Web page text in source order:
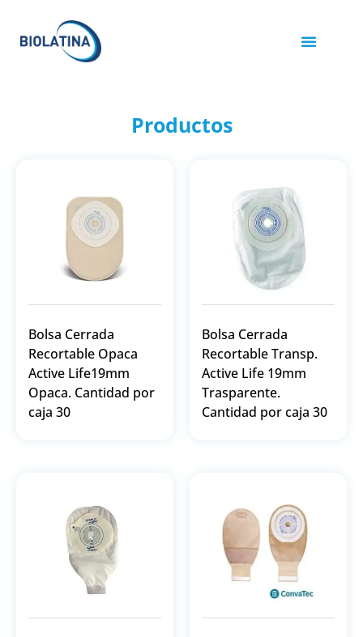
Productos
Bolsa Cerrada
Recortable Opaca
Active Life19mm
Opaca. Cantidad por
caja 30
Bolsa Cerrada
Recortable Transp.
Active Life 19mm
Trasparente.
Cantidad por caja 30